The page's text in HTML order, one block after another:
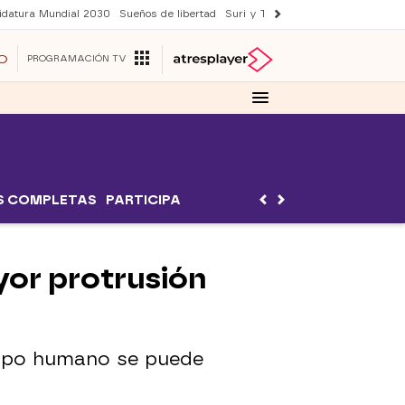
Mundial 2030 Sueños de libertad Suri y Tom Cruise
PROGRAMACIÓN TV
COMPLETAS PARTICIPA
protrusión
humano se puede